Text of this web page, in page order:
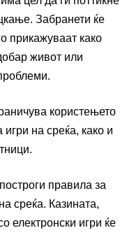
Забранети ќе
прикажуваат како
живот или
користењето
на среќа, како и
правила за
среќа. Казината,
електронски игри ќе